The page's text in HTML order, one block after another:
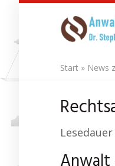
main
content
Start » News
Lesedauer